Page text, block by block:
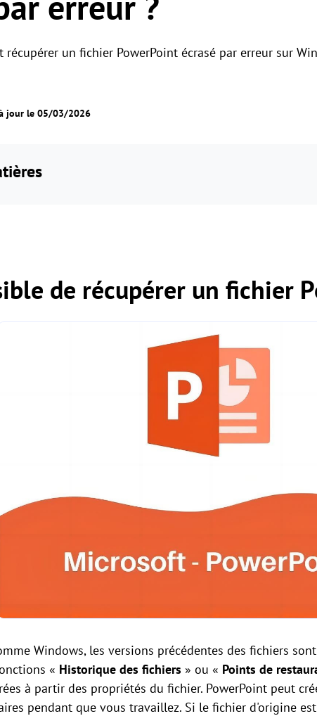
récupérer un fichier PowerPoint écrasé par erreur sur
jour le 05/03/2026
de récupérer un fichier
Windows, les versions précédentes des fichiers
« Historique des fichiers » ou « Points de
à partir des propriétés du fichier. PowerPoint peut
pendant que vous travaillez. Si le fichier d'origine